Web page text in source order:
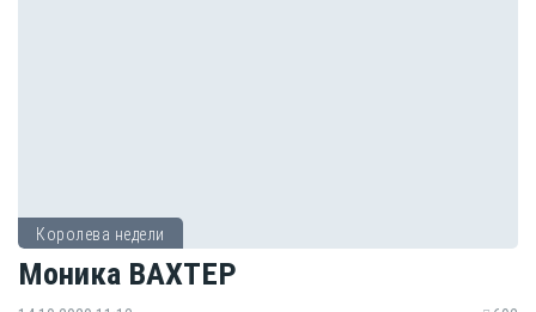
Королева недели
Моника ВАХТЕР